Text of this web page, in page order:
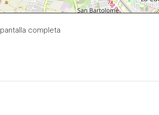
completa